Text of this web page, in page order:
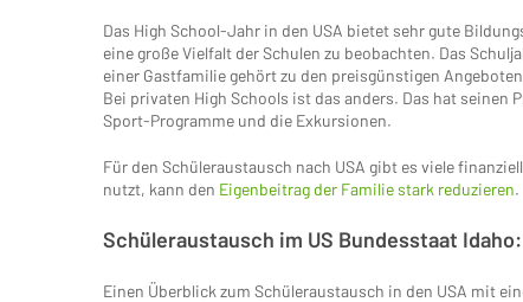
Das High School-Jahr in den USA bietet sehr gute
eine große Vielfalt der Schulen zu beobachten. Das
einer Gastfamilie gehört zu den preisgünstigen
Bei privaten High Schools ist das anders. Das hat
Sport-Programme und die Exkursionen.
Für den Schüleraustausch nach USA gibt es viele
nutzt, kann den Eigenbeitrag der Familie stark reduzieren.
Schüleraustausch im US Bundesstaat
Einen Überblick zum Schüleraustausch in den USA mit